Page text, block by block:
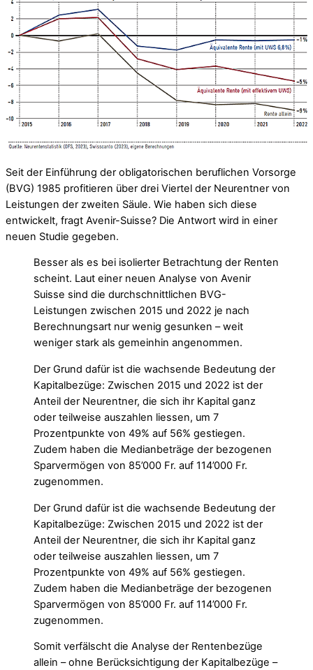
Seit der Einführung der obligatorischen beruflichen Vorsorge
(BVG) 1985 profitieren über drei Viertel der Neurentner von
Leistungen der zweiten Säule. Wie haben sich diese
entwickelt, fragt Avenir-Suisse? Die Antwort wird in einer
neuen Studie gegeben.
Besser als es bei isolierter Betrachtung der Renten
scheint. Laut einer neuen Analyse von Avenir
Suisse sind die durchschnittlichen BVG-
Leistungen zwischen 2015 und 2022 je nach
Berechnungsart nur wenig gesunken – weit
weniger stark als gemeinhin angenommen.
Der Grund dafür ist die wachsende Bedeutung der
Kapitalbezüge: Zwischen 2015 und 2022 ist der
Anteil der Neurentner, die sich ihr Kapital ganz
oder teilweise auszahlen liessen, um 7
Prozentpunkte von 49% auf 56% gestiegen.
Zudem haben die Medianbeträge der bezogenen
Sparvermögen von 85’000 Fr. auf 114’000 Fr.
zugenommen.
Der Grund dafür ist die wachsende Bedeutung der
Kapitalbezüge: Zwischen 2015 und 2022 ist der
Anteil der Neurentner, die sich ihr Kapital ganz
oder teilweise auszahlen liessen, um 7
Prozentpunkte von 49% auf 56% gestiegen.
Zudem haben die Medianbeträge der bezogenen
Sparvermögen von 85’000 Fr. auf 114’000 Fr.
zugenommen.
Somit verfälscht die Analyse der Rentenbezüge
allein – ohne Berücksichtigung der Kapitalbezüge –